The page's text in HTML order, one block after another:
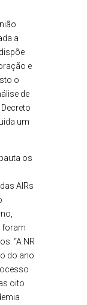
a
e
o
de
um
os
AIRs
foram
“A NR
do ano
oito